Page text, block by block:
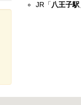
JR「八王子駅